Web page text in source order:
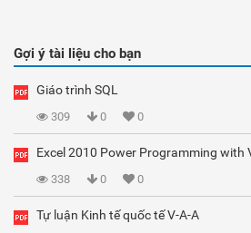
Gợi ý tài liệu cho bạn
Giáo trình SQL
309 0 0
Excel 2010 Power Programming with
338 0 0
Tự luận Kinh tế quốc tế V-A-A